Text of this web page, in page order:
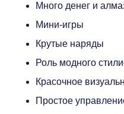
Много денег и
Мини-игры
Крутые наряды
Роль модного
Красочное
Простое